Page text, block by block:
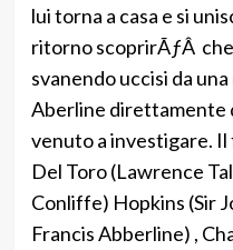
lui torna a casa e si
ritorno scoprirÃƒÂ
svanendo uccisi da
Aberline direttamente
venuto a investigare.
Del Toro (Lawrence
Conliffe) Hopkins (Sir
Francis Abberline) ,